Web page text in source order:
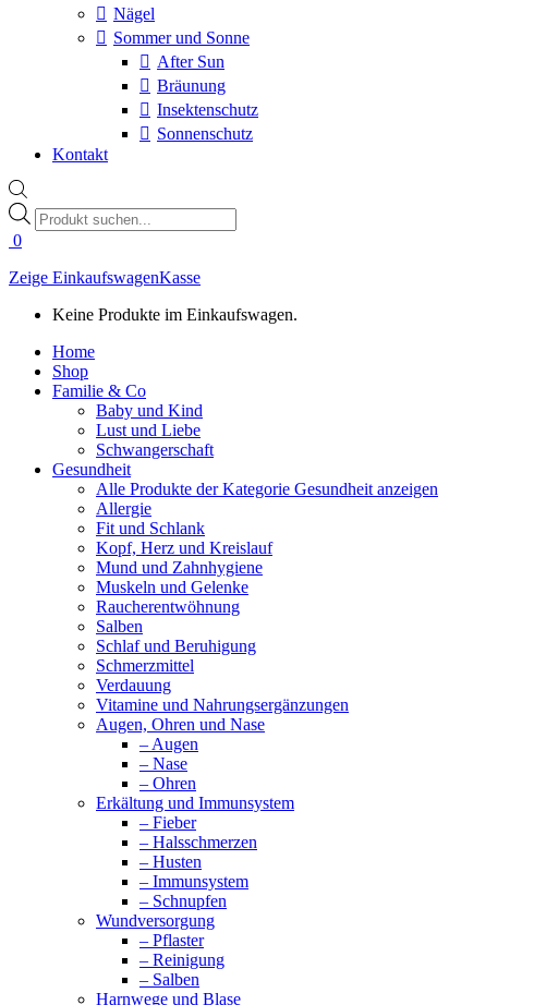
Nägel
Sommer und Sonne
After Sun
Bräunung
Insektenschutz
Sonnenschutz
Kontakt
Products
search
0
Zeige EinkaufswagenKasse
Keine Produkte im Einkaufswagen.
Home
Shop
Familie & Co
Baby und Kind
Lust und Liebe
Schwangerschaft
Gesundheit
Alle Produkte der Kategorie Gesundheit anzeigen
Allergie
Fit und Schlank
Kopf, Herz und Kreislauf
Mund und Zahnhygiene
Muskeln und Gelenke
Raucherentwöhnung
Salben
Schlaf und Beruhigung
Schmerzmittel
Verdauung
Vitamine und Nahrungsergänzungen
Augen, Ohren und Nase
– Augen
– Nase
– Ohren
Erkältung und Immunsystem
– Fieber
– Halsschmerzen
– Husten
– Immunsystem
– Schnupfen
Wundversorgung
– Pflaster
– Reinigung
– Salben
Harnwege und Blase